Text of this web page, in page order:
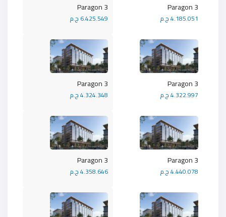
Paragon 3
6.425.549 ج.م
Paragon 3
4.185.051 ج.م
Paragon 3
4.324.348 ج.م
Paragon 3
4.322.997 ج.م
Paragon 3
4.358.646 ج.م
Paragon 3
4.440.078 ج.م